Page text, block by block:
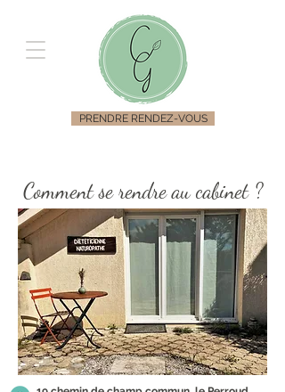
PRENDRE RENDEZ-VOUS
Comment se rendre au cabinet ?